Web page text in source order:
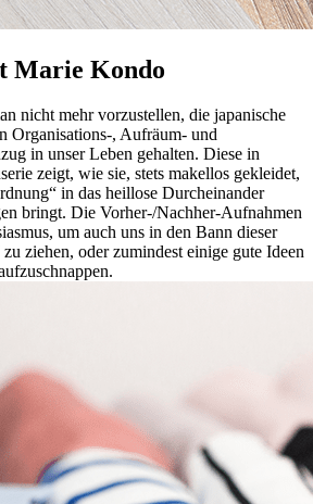
Marie Kondo
nicht mehr vorzustellen, die japanische
Organisations-, Aufräum- und
in unser Leben gehalten. Diese in
zeigt, wie sie, stets makellos gekleidet,
in das heillose Durcheinander
bringt. Die Vorher-/Nachher-Aufnahmen
um auch uns in den Bann dieser
ziehen, oder zumindest einige gute Ideen